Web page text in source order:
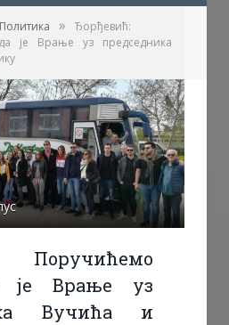
Политика »
Ђорђевић:
је Врање уз председника
Поручићемо
је Врање уз
Вучића и